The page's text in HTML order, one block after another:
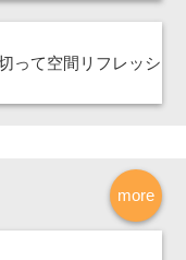
って空間リフレッシ
more